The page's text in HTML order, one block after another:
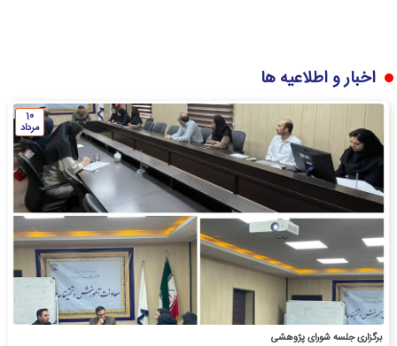
اخبار و اطلاعیه ها
برگزاری جلسه شورای پژوهشی
10
مرداد